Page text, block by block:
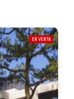
EN VENTA